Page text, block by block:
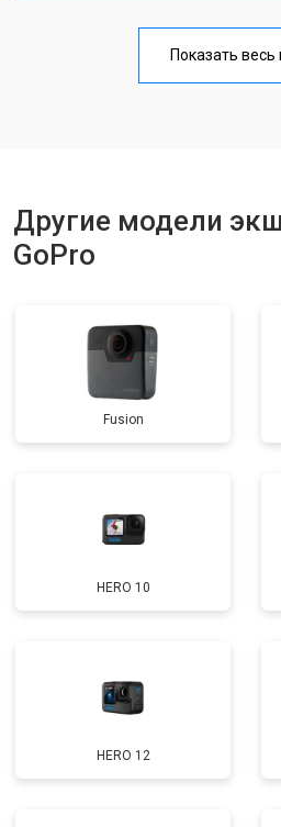
Показать весь
Другие модели
GoPro
Fusion
HERO 10
HERO 12